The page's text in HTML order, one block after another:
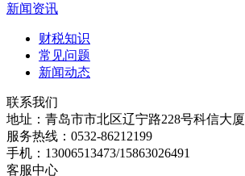
新闻资讯
财税知识
常见问题
新闻动态
联系我们
地址：青岛市市北区辽宁路228号科信大
服务热线：0532-86212199
手机：13006513473/15863026491
客服中心